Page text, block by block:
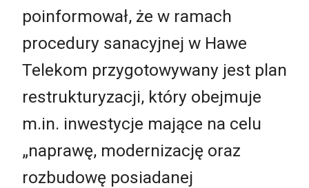
poinformował, że w ramach
procedury sanacyjnej w Hawe
Telekom przygotowywany jest plan
restrukturyzacji, który obejmuje
m.in. inwestycje mające na celu
„naprawę, modernizację oraz
rozbudowę posiadanej